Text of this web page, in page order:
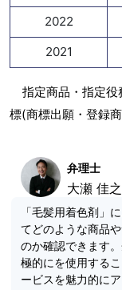
2022
2021
指定商品・指定
標(商標出願・登録
弁理士
大瀬 佳
「毛髪用着色剤」
てどのような商品
のか確認できます
極的にを使用する
ービスを魅力的に